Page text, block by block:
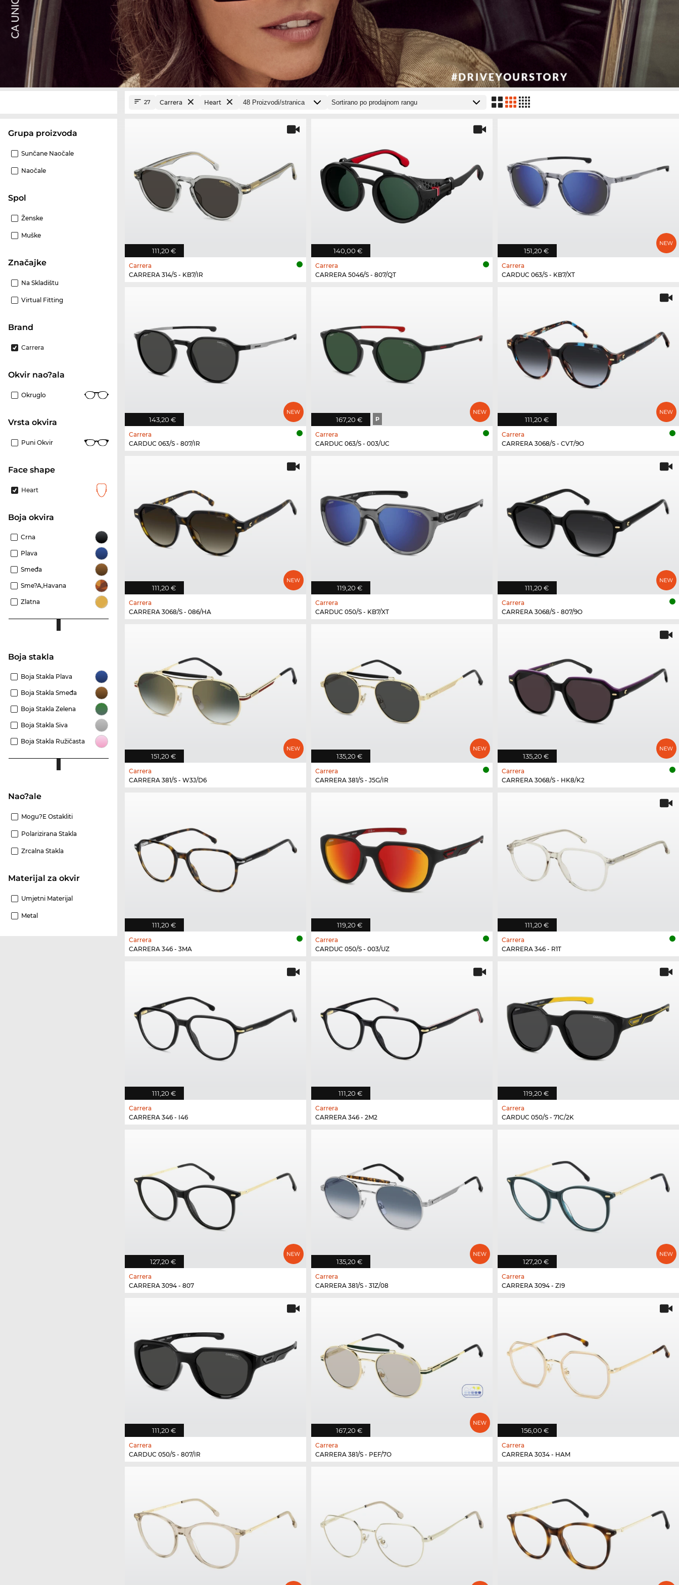
Grupa proizvoda
Sunčane Naočale
Naočale
Spol
Ženske
Muške
Značajke
Na Skladištu
Virtual Fitting
brand
Carrera
Okvir nao?ala
Okruglo
Vrsta okvira
Puni Okvir
Face shape
Heart
boja okvira
Crna
Plava
Smeđa
Sme?a,Havana
Zlatna
Boja stakla
Boja Stakla Plava
Boja Stakla Smeđa
Boja Stakla Zelena
Boja Stakla Siva
Boja Stakla Ružičasta
Nao?ale
Mogu?e Ostakliti
Polarizirana Stakla
Zrcalna Stakla
materijal za okvir
Umjetni Materijal
Metal
27 Carrera Heart
111,20 €
Carrera
CARRERA 314/S - KB7/IR
140,00 €
Carrera
CARRERA 5046/S - 807/QT
151,20 €
Carrera
CARDUC 063/S - KB7/XT
143,20 €
Carrera
CARDUC 063/S - 807/IR
167,20 € P
Carrera
CARDUC 063/S - 003/UC
111,20 €
Carrera
CARRERA 3068/S - CVT/9O
111,20 €
Carrera
CARRERA 3068/S - 086/HA
119,20 €
Carrera
CARDUC 050/S - KB7/XT
111,20 €
Carrera
CARRERA 3068/S - 807/9O
151,20 €
Carrera
CARRERA 381/S - W3J/D6
135,20 €
Carrera
CARRERA 381/S - J5G/IR
135,20 €
Carrera
CARRERA 3068/S - HK8/K2
111,20 €
Carrera
CARRERA 346 - 3MA
119,20 €
Carrera
CARDUC 050/S - 003/UZ
111,20 €
Carrera
CARRERA 346 - R1T
111,20 €
Carrera
CARRERA 346 - I46
111,20 €
Carrera
CARRERA 346 - 2M2
119,20 €
Carrera
CARDUC 050/S - 71C/2K
127,20 €
Carrera
CARRERA 3094 - 807
135,20 €
Carrera
CARRERA 381/S - 31Z/08
127,20 €
Carrera
CARRERA 3094 - ZI9
111,20 €
Carrera
CARDUC 050/S - 807/IR
167,20 €
Carrera
CARRERA 381/S - PEF/7O
156,00 €
Carrera
CARRERA 3034 - HAM